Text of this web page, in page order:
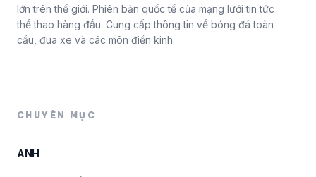
lớn trên thế giới. Phiên bản quốc tế của mạng lưới tin tức
thể thao hàng đầu. Cung cấp thông tin về bóng đá toàn
cầu, đua xe và các môn điền kinh.
CHUYÊN MỤC
ANH